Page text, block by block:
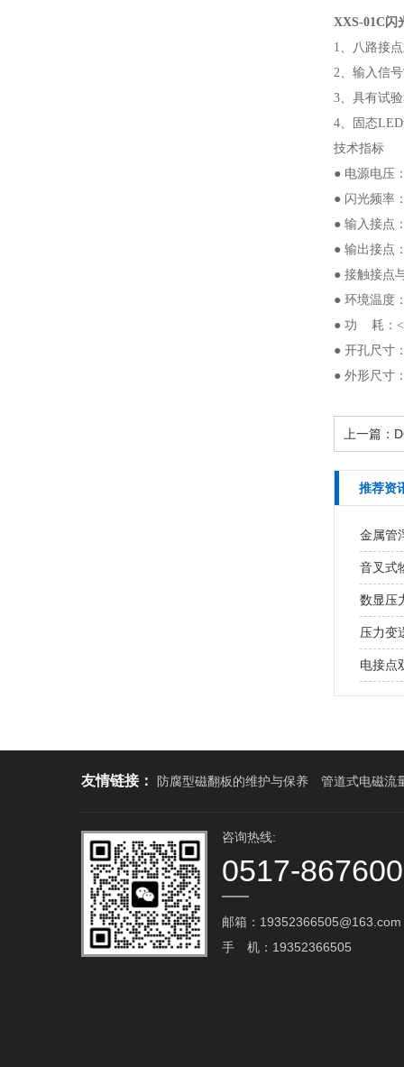
XXS-01C闪
1、八路接
2、输入信
3、具有试
4、固态
技术指标
● 电源电压
● 闪光频率
● 输入接点
● 输出接点
● 接触接点
● 环境温度
● 功 耗：
● 开孔尺寸
● 外形尺寸
上一篇：
推荐资
金属管
音叉式
数显压
压力变
电接点
友情链接： 防腐型磁翻板的维护与保养 管道式电磁流
咨询热线:
0517-
邮箱：19352366505@163.com‬
手 机：19352366505